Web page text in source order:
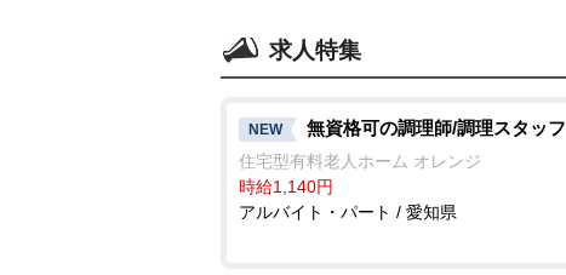
求人特集
NEW 無資格可の調理師/調理スタッフ
住宅型有料老人ホーム オレンジ
時給1,140円
アルバイト・パート / 愛知県